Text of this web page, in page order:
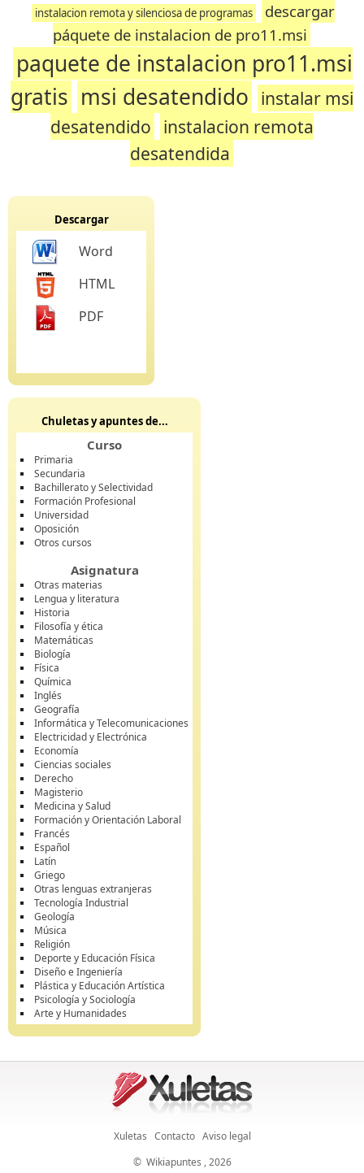
instalacion remota y silenciosa de programas
descargar
páquete de instalacion de pro11.msi
paquete de instalacion pro11.msi
gratis msi desatendido instalar msi
desatendido instalacion remota
desatendida
Descargar
Word
HTML
PDF
Chuletas y apuntes de...
Curso
Primaria
Secundaria
Bachillerato y Selectividad
Formación Profesional
Universidad
Oposición
Otros cursos
Asignatura
Otras materias
Lengua y literatura
Historia
Filosofía y ética
Matemáticas
Biología
Física
Química
Inglés
Geografía
Informática y Telecomunicaciones
Electricidad y Electrónica
Economía
Ciencias sociales
Derecho
Magisterio
Medicina y Salud
Formación y Orientación Laboral
Francés
Español
Latín
Griego
Otras lenguas extranjeras
Tecnología Industrial
Geología
Música
Religión
Deporte y Educación Física
Diseño e Ingeniería
Plástica y Educación Artística
Psicología y Sociología
Arte y Humanidades
Xuletas Contacto Aviso legal
© Wikiapuntes , 2026